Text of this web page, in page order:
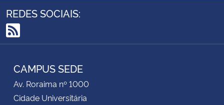
REDES SOCIAIS:
RSS
CAMPUS SEDE
Av. Roraima nº 1000
Cidade Universitária